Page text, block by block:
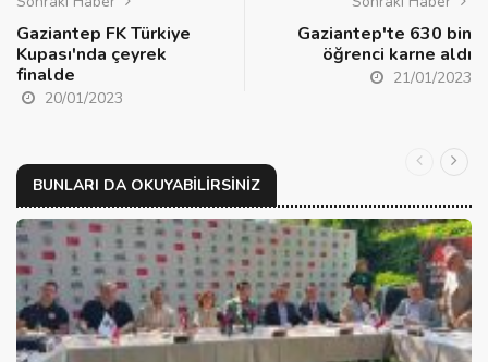
Gaziantep FK Türkiye
Kupası'nda çeyrek
finalde
20/01/2023
Gaziantep'te 630 bin
öğrenci karne aldı
21/01/2023
BUNLARI DA OKUYABILIRSINIZ